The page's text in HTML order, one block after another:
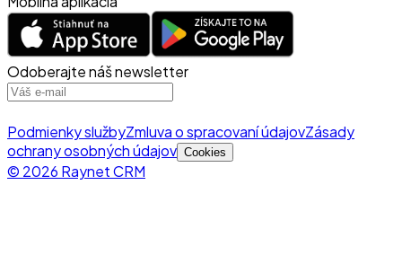
Odoberajte náš newsletter
Podmienky službyZmluva o spracovaní údajovZásady
ochrany osobných údajov Cookies
© 2026 Raynet CRM